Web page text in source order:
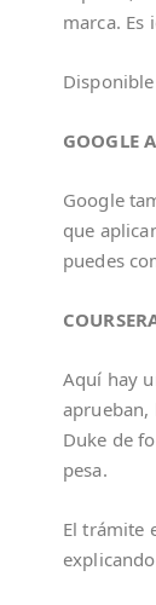
marca. Es
GOOGLE
Google
que
puedes
Aquí hay
aprueban,
Duke de
pesa.
El trámite